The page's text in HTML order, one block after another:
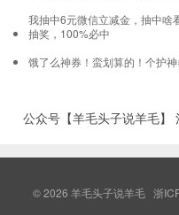
我抽中6元微信立减金，抽中啥
抽奖，100%必中
饿了么神券！蛮划算的！个护
公众号【羊毛头子说羊毛】
© 2026 羊毛头子说羊毛 浙